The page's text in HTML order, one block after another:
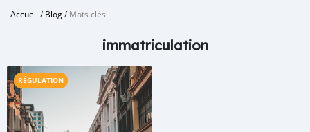
Accueil /Blog/Mots clés
immatriculation
RÉGULATION